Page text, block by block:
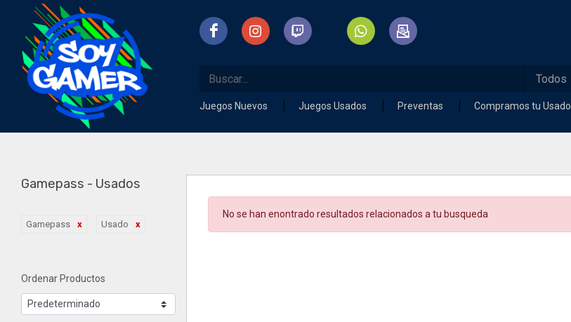
Juegos Nuevos Juegos Usados Preventas Compramos tu Usado
Gamepass - Usados
Gamepass Usado
Ordenar Productos
No se han enontrado resultados relacionados a tu busqueda